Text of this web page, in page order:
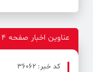
عناوین اخبار صفحه ۴ | فرهنگ و هنر | یکشنبه 29 مه‍ 1403
کد خبر: 36062